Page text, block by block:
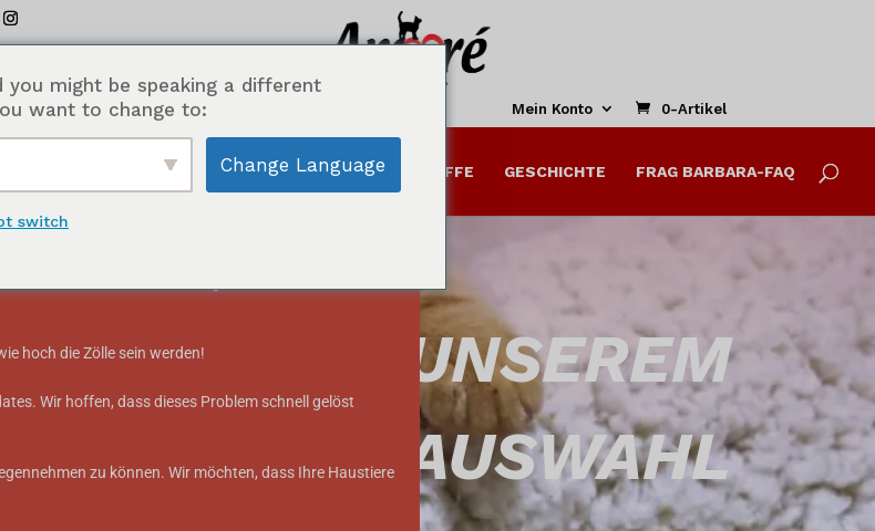
Mein Konto 0-Artikel
GESCHMACKSTEST-TABELLE INHALTSSTOFFE GESCHICHTE FRAG BARBARA-FAQ
SHOP AUS UNSEREM
KATZENAUSWAHL
you might be speaking a different
want to change to:
Change Language
switch
Dieses
ausgesetzt.
annehmen. Aufgrund der
nehmen Bestellungen an, die in die USA
hoch die Zölle sein werden!
Wir hoffen, dass dieses Problem schnell gelöst
zu können. Wir möchten, dass Ihre Haustiere